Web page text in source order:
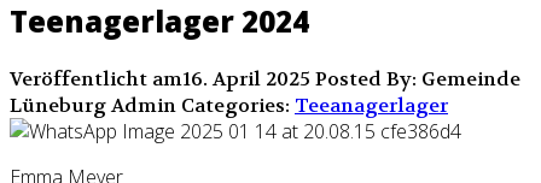
Teenagerlager 2024
Veröffentlicht am16. April 2025 Posted By: Gemeinde
Lüneburg Admin Categories: Teeanagerlager
Emma Meyer